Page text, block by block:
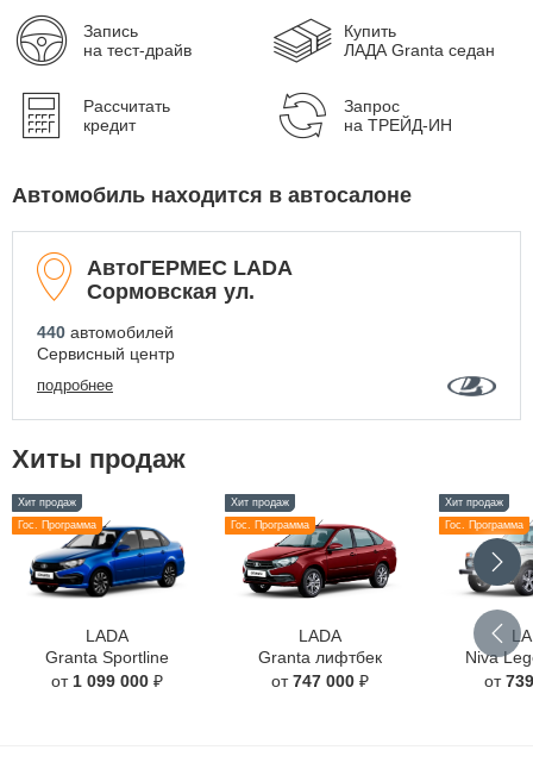
Запись
на тест-драйв
Купить
ЛАДА Granta седан
Рассчитать
кредит
Запрос
на ТРЕЙД-ИН
Автомобиль находится в автосалоне
АвтоГЕРМЕС LADA
Сормовская ул.
440 автомобилей
Сервисный центр
подробнее
Хиты продаж
Хит продаж
Гос. Программа
LADA
Granta Sportline
от 1 099 000₽
Хит продаж
Гос. Программа
LADA
Granta лифтбек
от747 000 ₽
Хит продаж
Гос. Программа
Niva
от